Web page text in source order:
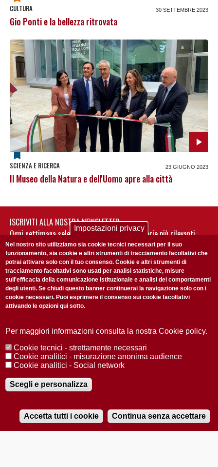
Audio
CULTURA 30 SETTEMBRE 2023
Gio Ponti e la bellezza ritrovata
SCIENZA E RICERCA 23 GIUGNO 2023
Il Museo della Natura e dell'Uomo apre alla città
ISCRIVITI ALLA NOSTRA NEWSLETTER
Ogni settimana selezioniamo per te nostre storie più rilevanti:
non perderti gli aggiornamenti della nostra newsletter
Accetto laPrivacy Policy
Redazione Copyright Privacy
Area stampa
© 2025 Università di Padova
Registrazione presso il Tribunale di Padova n. 2097/2012 del 18 giugno
2012
Impostazioni privacy
Nel nostro sito utilizziamo sia cookie tecnici necessari per il suo
funzionamento, sia cookie e altri strumenti di tracciamento facoltativi che
potrai attivare solo con il tuo consenso. Cookie e altri strumenti di
tracciamento facoltativi sono usati per analisi statistiche, misure
sull'efficacia della comunicazione istituzionale e analisi dei comportamenti
degli utenti. Se chiudi questo banner continuerai la navigazione solo con i
cookie necessari. Puoi esprimere il consenso sui cookie facoltativi
attivando le opzioni qui sotto.
Per maggiori informazioni consulta la nostra Cookie policy.
Cookie tecnici - strettamente necessari
Cookie analitici - misurazione anonima audience
Cookie analitici - Social network
Scegli e personalizza
Accetta tutti i cookie Continua senza accettare